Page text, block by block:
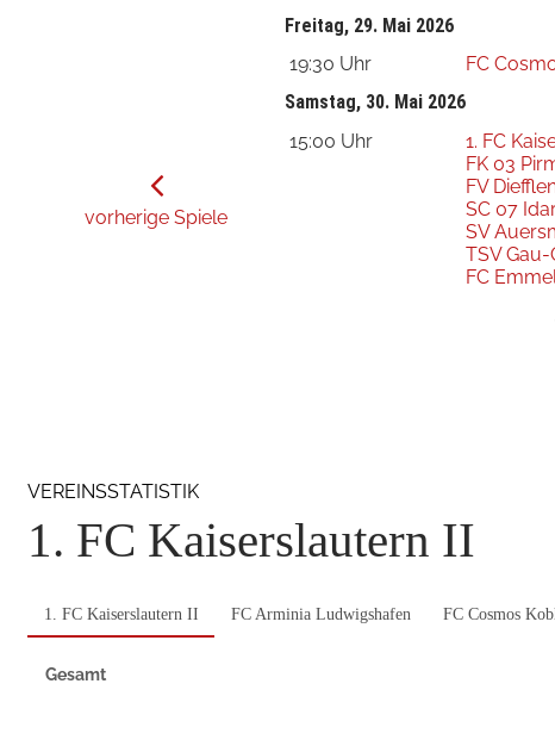
vorherige Spiele
Freitag, 29. Mai 2026
19:30 Uhr
FC
Samstag, 30. Mai 2026
15:00 Uhr
1. FC
FK 03
FV
SC 07
SV
TSV
FC
VEREINSSTATISTIK
1. FC Kaiserslautern II
1. FC Kaiserslautern II FC Arminia Ludwigshafen FC Cosmos
Gesamt